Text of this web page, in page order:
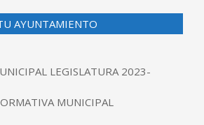
AYUNTAMIENTO
LEGISLATURA 2023-
MUNICIPAL